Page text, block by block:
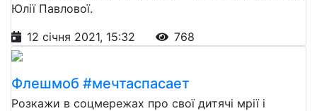
Юлії Павлової.
12 січня 2021, 15:32
768
Флешмоб #мечтаспасает
Розкажи в соцмережах про свої дитячі мрії і